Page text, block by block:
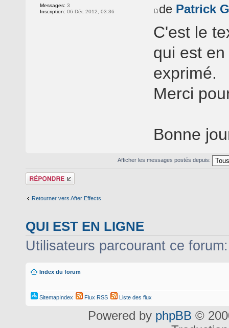
Messages: 3
Inscription: 06 Déc 2012, 03:36 de Patrick
C'est le
qui est
exprimé.
Merci
Bonne
Afficher les messages postés depuis:
Répondre
Retourner vers After Effects
QUI EST EN LIGNE
Utilisateurs parcourant ce
Index du forum
SitemapIndex Flux RSS Liste des flux
Powered by phpBB ©